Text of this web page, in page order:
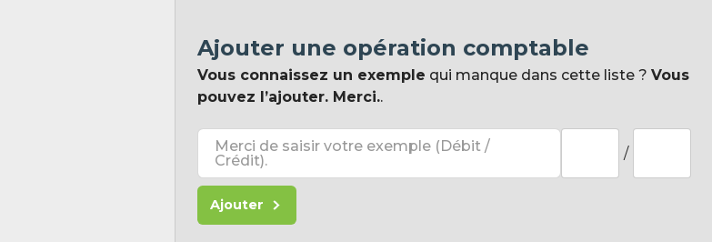
Ajouter une opération comptable
Vous connaissez un exemple qui manque dans cette liste ? Vous
pouvez l’ajouter. Merci..
Merci de saisir votre exemple (Débit /
Crédit).
/
Ajouter